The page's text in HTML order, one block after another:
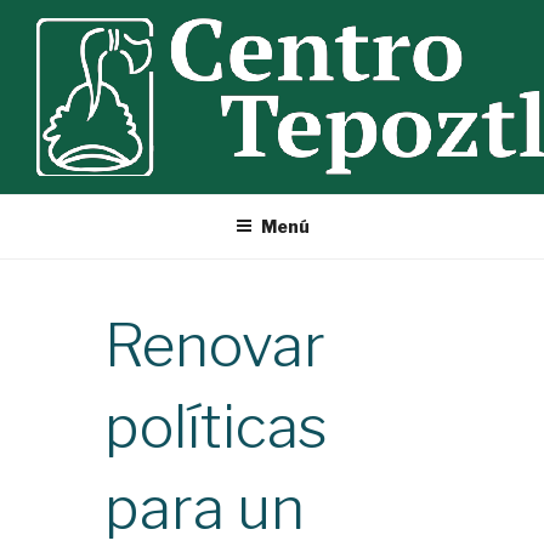
contenido
Menú
Renovar
políticas
para un